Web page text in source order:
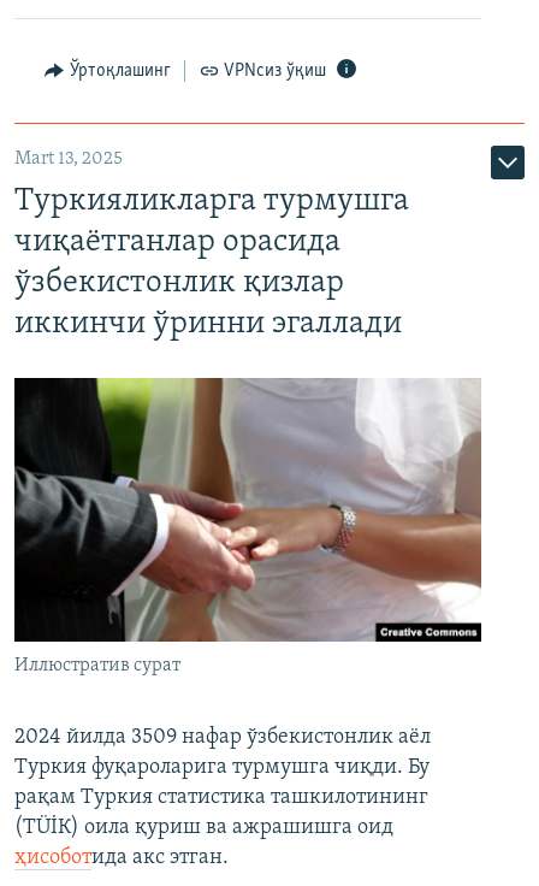
Ўртоқлашинг VPNсиз ўқиш
Mart 13, 2025
Туркияликларга турмушга
чиқаётганлар орасида
ўзбекистонлик қизлар
иккинчи ўринни эгаллади
Иллюстратив сурат
2024 йилда 3509 нафар ўзбекистонлик аёл
Туркия фуқароларига турмушга чиқди. Бу
рақам Туркия статистика ташкилотининг
(ТÜİК) оила қуриш ва ажрашишга оид
ҳисоботида акс этган.